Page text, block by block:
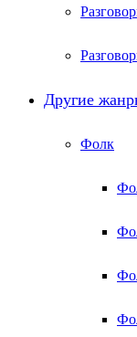
Другие
Фолк